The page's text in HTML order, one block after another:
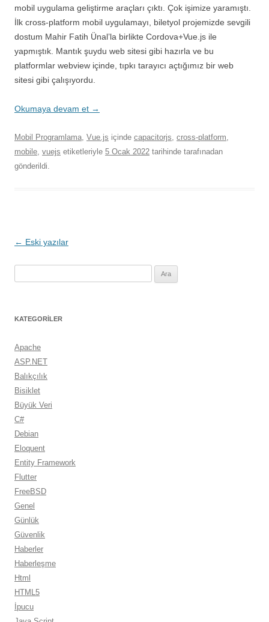
mobil uygulama geliştirme araçları çıktı. Çok işimize yaramıştı.
İlk cross-platform mobil uygulamayı, biletyol projemizde sevgili
dostum Mahir Fatih Ünal’la birlikte Cordova+Vue.js ile
yapmıştık. Mantık şuydu web sitesi gibi hazırla ve bu
platformlar webview içinde, tıpkı tarayıcı açtığımız bir web
sitesi gibi çalışıyordu.
Okumaya devam et →
Mobil Programlama, Vue.js içinde capacitorjs, cross-platform,
mobile, vuejs etiketleriyle 5 Ocak 2022 tarihinde tarafınadan
gönderildi.
Yazı
← Eski yazılar
KATEGORILER
Apache
ASP.NET
Balıkçılık
Bisiklet
Büyük Veri
C#
Debian
Eloquent
Entity Framework
Flutter
FreeBSD
Genel
Günlük
Güvenlik
Haberler
Haberleşme
Html
HTML5
İpucu